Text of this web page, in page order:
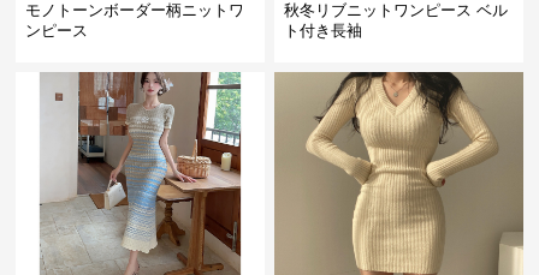
モノトーンボーダー柄ニットワ
ンピース
秋冬リブニットワンピース ベル
ト付き長袖